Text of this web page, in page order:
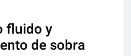
fluido y
de sobra